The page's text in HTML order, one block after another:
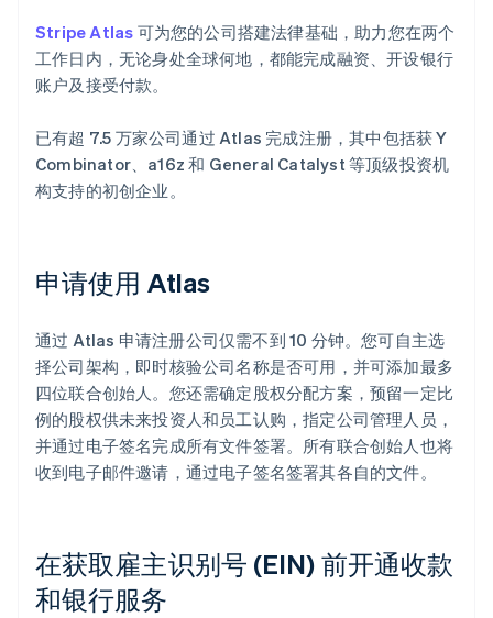
Stripe Atlas 可为您的公司搭建法律基础，助力您在两个
工作日内，无论身处全球何地，都能完成融资、开设银行
账户及接受付款。
已有超 7.5 万家公司通过 Atlas 完成注册，其中包括获 Y
Combinator、a16z 和 General Catalyst 等顶级投资机
构支持的初创企业。
申请使用 Atlas
通过 Atlas 申请注册公司仅需不到 10 分钟。您可自主选
择公司架构，即时核验公司名称是否可用，并可添加最多
四位联合创始人。您还需确定股权分配方案，预留一定比
例的股权供未来投资人和员工认购，指定公司管理人员，
并通过电子签名完成所有文件签署。所有联合创始人也将
收到电子邮件邀请，通过电子签名签署其各自的文件。
在获取雇主识别号 (EIN) 前开通收款
和银行服务